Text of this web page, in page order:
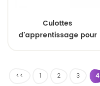
Culottes
d'apprentissage pour
<< 1 2 3 4